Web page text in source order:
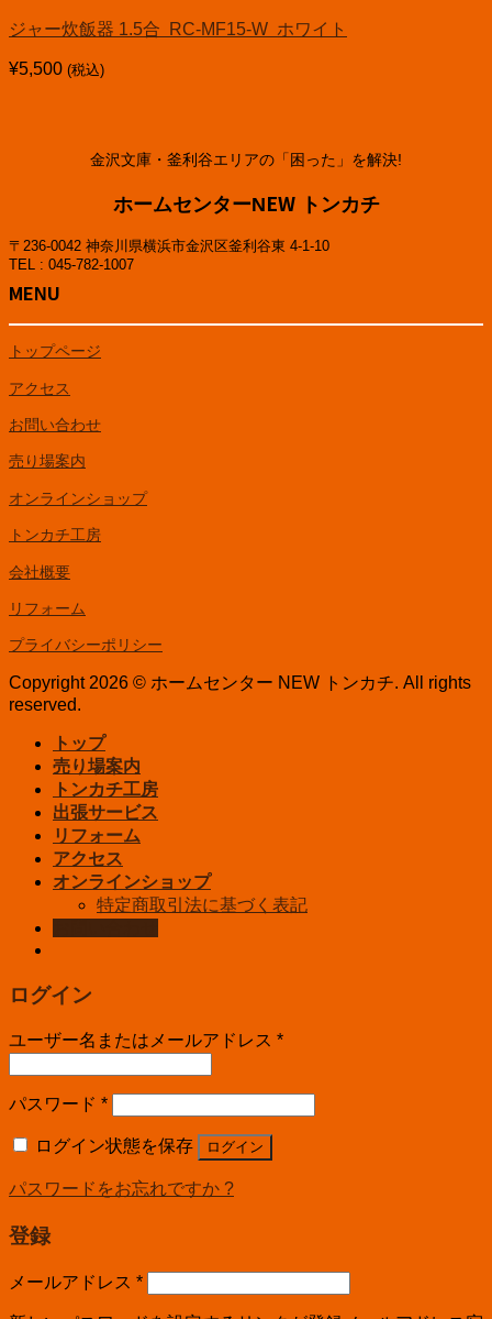
ジャー炊飯器 1.5合 RC-MF15-W ホワイト
¥5,500 (税込)
金沢文庫・釜利谷エリアの「困った」を解決!
ホームセンターNEW トンカチ
〒236-0042 神奈川県横浜市金沢区釜利谷東 4-1-10
TEL : 045-782-1007
MENU
トップページ
アクセス
お問い合わせ
売り場案内
オンラインショップ
トンカチ工房
会社概要
リフォーム
プライバシーポリシー
Copyright 2026 © ホームセンター NEW トンカチ. All rights
reserved.
トップ
売り場案内
トンカチ工房
出張サービス
リフォーム
アクセス
オンラインショップ
特定商取引法に基づく表記
ログイン
ユーザー名またはメールアドレス *
パスワード *
ログイン状態を保存 ログイン
パスワードをお忘れですか ?
登録
メールアドレス *